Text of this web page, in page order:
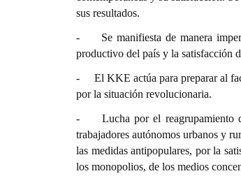
sus resultados.
- Se manifiesta de manera
productivo del país y la satisfacción
- El KKE actúa para preparar al
por la situación revolucionaria.
- Lucha por el reagrupamiento
trabajadores autónomos urbanos y
las medidas antipopulares, por la
los monopolios, de los medios